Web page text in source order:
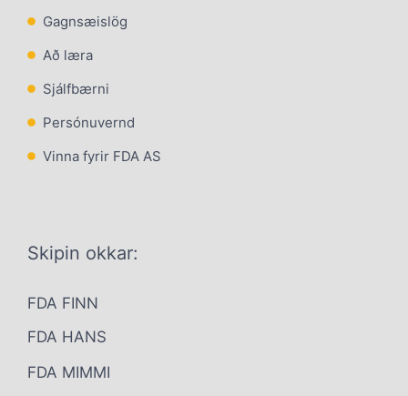
Gagnsæislög
Að læra
Sjálfbærni
Persónuvernd
Vinna fyrir FDA AS
Skipin okkar:
FDA FINN
FDA HANS
FDA MIMMI